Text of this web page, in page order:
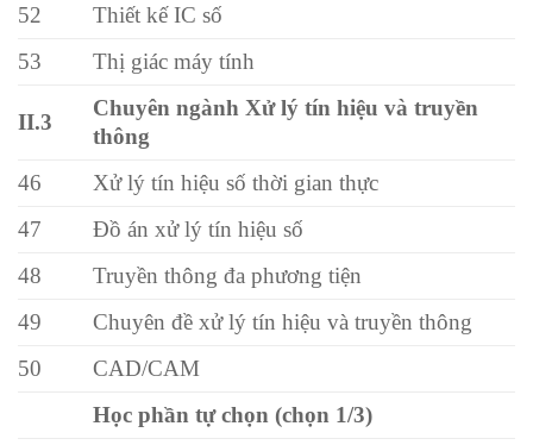
52
Thiết kế IC số
53
Thị giác máy tính
II.3
Chuyên ngành Xử lý tín hiệu và truyền
thông
46
Xử lý tín hiệu số thời gian thực
47
Đồ án xử lý tín hiệu số
48
Truyền thông đa phương tiện
49
Chuyên đề xử lý tín hiệu và truyền thông
50
CAD/CAM
Học phần tự chọn (chọn 1/3)